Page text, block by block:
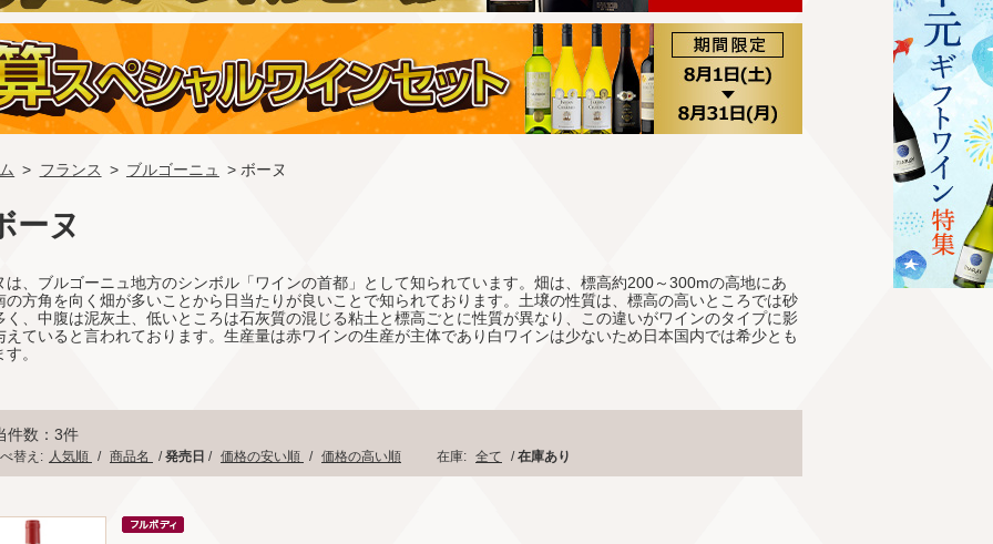
> フランス > ブルゴーニュ > ボーヌ
ーヌ
は、ブルゴーニュ地方のシンボル「ワインの首都」として知られています。畑は、標高約200～300mの高地にあ
の方角を向く畑が多いことから日当たりが良いことで知られております。土壌の性質は、標高の高いところでは砂
く、中腹は泥灰土、低いところは石灰質の混じる粘土と標高ごとに性質が異なり、この違いがワインのタイプに影
えていると言われております。生産量は赤ワインの生産が主体であり白ワインは少ないため日本国内では希少とも
。
件数：3件
替え: 人気順 / 商品名 /発売日 / 価格の安い順 / 価格の高い順 在庫: 全て /在庫あり